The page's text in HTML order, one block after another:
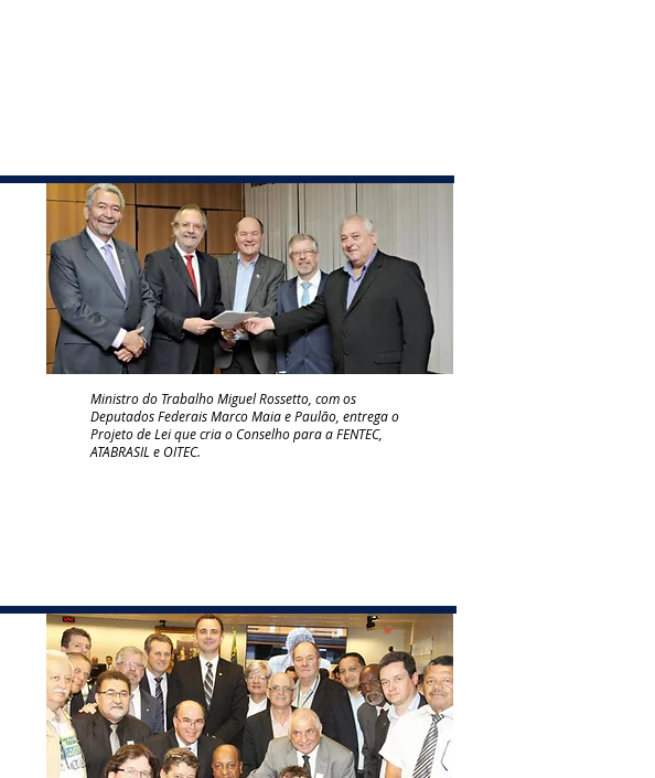
Ministro do Trabalho Miguel Rossetto, com os
Deputados Federais Marco Maia e Paulão, entrega o
Projeto de Lei que cria o Conselho para a FENTEC,
ATABRASIL e OITEC.